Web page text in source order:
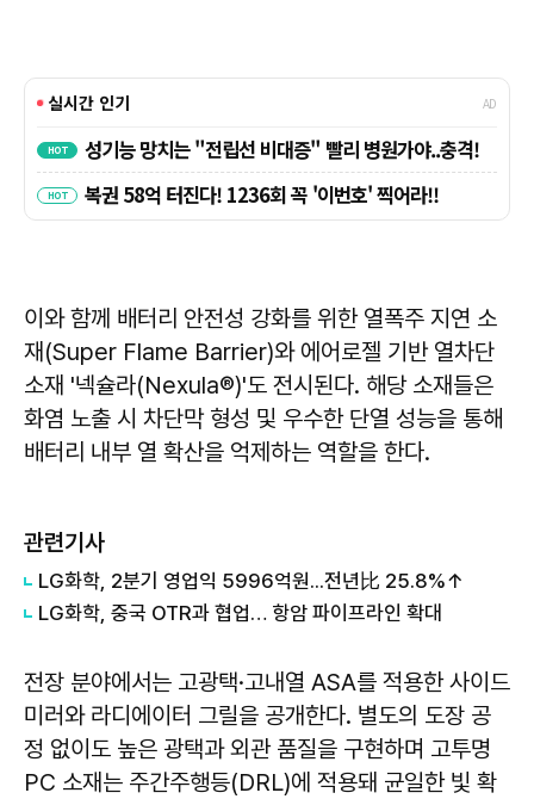
이와 함께 배터리 안전성 강화를 위한 열폭주 지연 소
재(Super Flame Barrier)와 에어로젤 기반 열차단
소재 '넥슐라(Nexula®)'도 전시된다. 해당 소재들은
화염 노출 시 차단막 형성 및 우수한 단열 성능을 통해
배터리 내부 열 확산을 억제하는 역할을 한다.
관련기사
LG화학, 2분기 영업익 5996억원...전년比 25.8%↑
LG화학, 중국 OTR과 협업… 항암 파이프라인 확대
전장 분야에서는 고광택·고내열 ASA를 적용한 사이드
미러와 라디에이터 그릴을 공개한다. 별도의 도장 공
정 없이도 높은 광택과 외관 품질을 구현하며 고투명
PC 소재는 주간주행등(DRL)에 적용돼 균일한 빛 확